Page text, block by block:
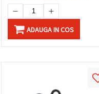
Аcceptati
toate!
Setări
ADAUGA IN COS